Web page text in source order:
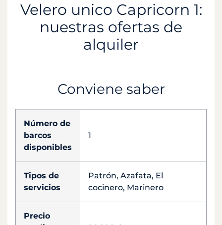
Velero unico Capricorn 1:
nuestras ofertas de
alquiler
Conviene saber
Número de
barcos
disponibles
1
Tipos de
servicios
Patrón, Azafata, El
cocinero, Marinero
Precio